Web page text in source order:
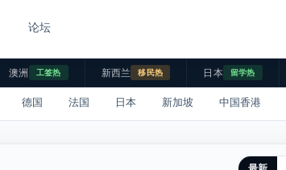
论坛
澳洲 工签热 新西兰 移民热 日本 留学热
德国 法国 日本 新加坡 中国香港